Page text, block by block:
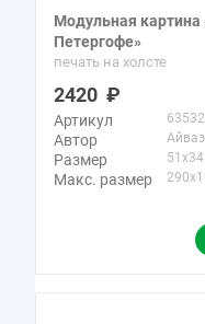
Модульная
Петергофе»
печать на холсте
2420
Артикул
Автор
Размер
Макс. размер